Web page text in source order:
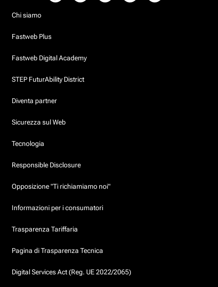
Chi siamo
Fastweb Plus
Fastweb Digital Academy
STEP FuturAbility District
Diventa partner
Sicurezza sul Web
Tecnologia
Responsible Disclosure
Opposizione "Ti richiamiamo noi"
Informazioni per i consumatori
Trasparenza Tariffaria
Pagina di Trasparenza Tecnica
Digital Services Act (Reg. UE 2022/2065)